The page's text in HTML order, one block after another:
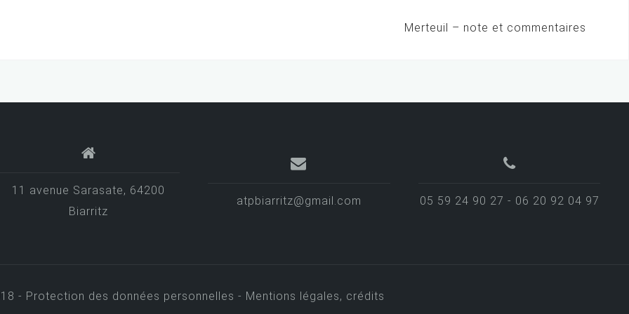
Merteuil – note et commentaires
11 avenue Sarasate, 64200
Biarritz
atpbiarritz@gmail.com 05 59 24 90 27 - 06 20 92 04 97
- Protection des données personnelles - Mentions légales, crédits